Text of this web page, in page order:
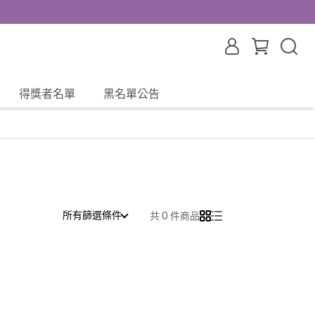
得獎者名單 黑名單公告
所有篩選條件 共 0 件商品